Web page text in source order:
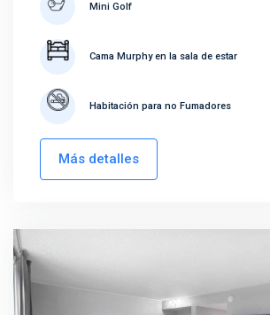
Mini Golf
Cama Murphy en la sala de estar
Habitación para no Fumadores
Más detalles